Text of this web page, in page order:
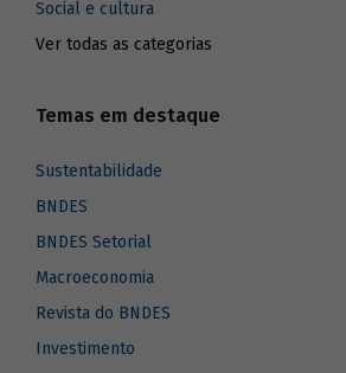
Social e cultura
Ver todas as categorias
Temas em destaque
Sustentabilidade
BNDES
BNDES Setorial
Macroeconomia
Revista do BNDES
Investimento